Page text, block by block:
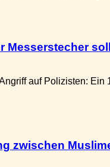
Messerstecher
auf Polizisten:
zwischen